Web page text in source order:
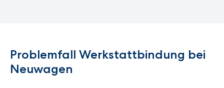
Problemfall Werkstattbindung bei
Neuwagen